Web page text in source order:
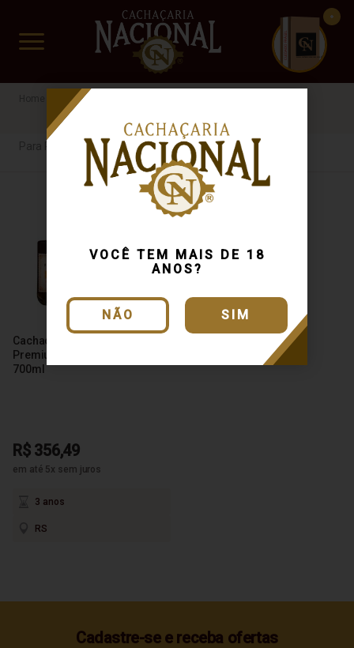
VOCÊ TEM MAIS DE 18
ANOS?
NÃO SIM
www.cachacarianacional.com.br
CUIDADO FRÁGIL
Cachaça
Para Presentear
Cachaça Filippini Blend
Premium Castanheira e Jatobá
700ml
R$ 356,49
em até 5x sem juros
3 anos
RS
Cadastre-se e receba ofertas